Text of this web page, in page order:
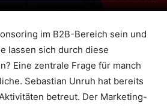
im B2B-Bereich sein und
lassen sich durch diese
Eine zentrale Frage für manch
Sebastian Unruh hat bereits
betreut. Der Marketing-